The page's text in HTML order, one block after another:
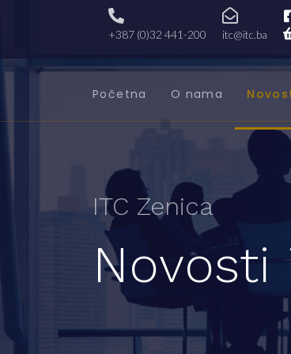
+387 (0)32 441-200 itc@itc.ba
Početna O nama
ITC Zenica
Novosti